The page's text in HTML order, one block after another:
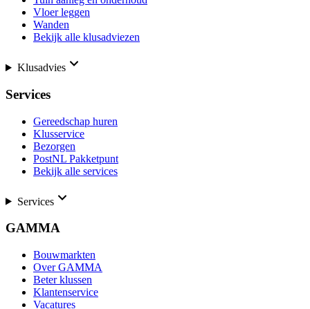
Vloer leggen
Wanden
Bekijk alle klusadviezen
Klusadvies
Services
Gereedschap huren
Klusservice
Bezorgen
PostNL Pakketpunt
Bekijk alle services
Services
GAMMA
Bouwmarkten
Over GAMMA
Beter klussen
Klantenservice
Vacatures